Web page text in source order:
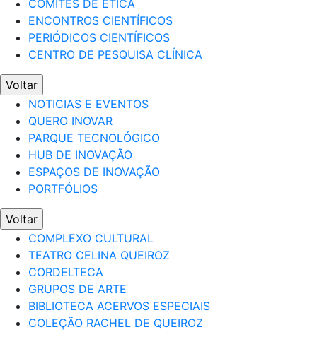
COMITÊS DE ÉTICA
ENCONTROS CIENTÍFICOS
PERIÓDICOS CIENTÍFICOS
CENTRO DE PESQUISA CLÍNICA
Voltar
NOTICIAS E EVENTOS
QUERO INOVAR
PARQUE TECNOLÓGICO
HUB DE INOVAÇÃO
ESPAÇOS DE INOVAÇÃO
PORTFÓLIOS
Voltar
COMPLEXO CULTURAL
TEATRO CELINA QUEIROZ
CORDELTECA
GRUPOS DE ARTE
BIBLIOTECA ACERVOS ESPECIAIS
COLEÇÃO RACHEL DE QUEIROZ